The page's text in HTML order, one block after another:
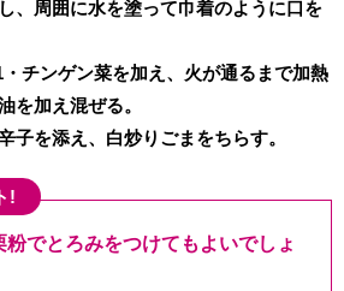
、周囲に水を塗って巾着のように口を
チンゲン菜を加え、火が通るまで加熱
を加え混ぜる。
子を添え、白炒りごまをちらす。
!
粉でとろみをつけてもよいでしょ